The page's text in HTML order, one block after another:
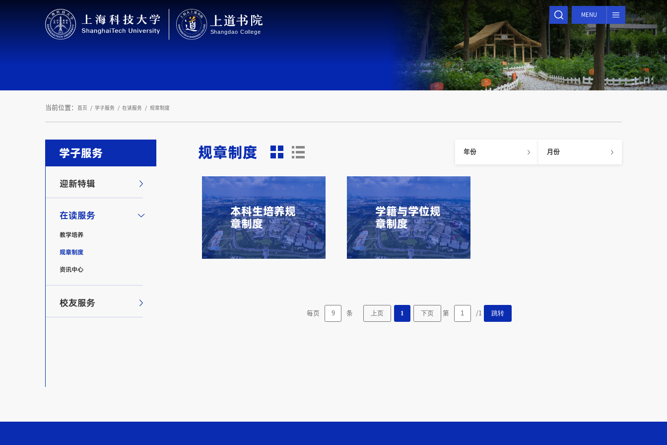
MENU
当前位置： 首页 学子服务 在读服务 规章制度
学子服务
迎新特辑
在读服务
教学培养
规章制度
资讯中心
校友服务
规章制度 年份 月份
本科生培养规
章制度
学籍与学位规
章制度
每页 9 条 上页 1 下页 第 /1 跳转